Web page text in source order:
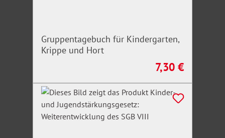
Gruppentagebuch für Kindergarten,
Krippe und Hort
Regulärer Preis:
7,30 €